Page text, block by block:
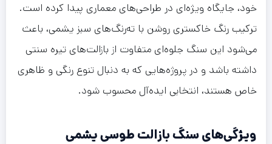
خود، جایگاه ویژه‌ای در طراحی‌های معماری پیدا کرده است.
ترکیب رنگ خاکستری روشن با ته‌رنگ‌های سبز یشمی، باعث
می‌شود این سنگ جلوه‌ای متفاوت از بازالت‌های تیره سنتی
داشته باشد و در پروژه‌هایی که به دنبال تنوع رنگی و ظاهری
خاص هستند، انتخابی ایده‌آل محسوب شود.
ویژگی‌های سنگ بازالت طوسی یشمی